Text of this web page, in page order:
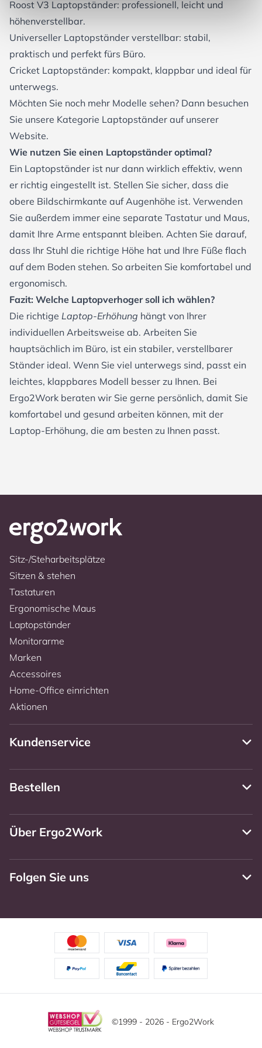
Roost V3 Laptopständer: professionell, leicht und
höhenverstellbar.
Universeller Laptopständer verstellbar: stabil,
praktisch und perfekt fürs Büro.
Cricket Laptopständer: kompakt, klappbar und ideal für
unterwegs.
Möchten Sie noch mehr Modelle sehen? Dann besuchen
Sie unsere Kategorie Laptopständer auf unserer
Website.
Wie nutzen Sie einen Laptopständer optimal?
Ein Laptopständer ist nur dann wirklich effektiv, wenn
er richtig eingestellt ist. Stellen Sie sicher, dass die
obere Bildschirmkante auf Augenhöhe ist. Verwenden
Sie außerdem immer eine separate Tastatur und Maus,
damit Ihre Arme entspannt bleiben. Achten Sie darauf,
dass Ihr Stuhl die richtige Höhe hat und Ihre Füße flach
auf dem Boden stehen. So arbeiten Sie komfortabel und
ergonomisch.
Fazit: Welche Laptopverhoger soll ich wählen?
Die richtige Laptop-Erhöhung hängt von Ihrer
individuellen Arbeitsweise ab. Arbeiten Sie
hauptsächlich im Büro, ist ein stabiler, verstellbarer
Ständer ideal. Wenn Sie viel unterwegs sind, passt ein
leichtes, klappbares Modell besser zu Ihnen. Bei
Ergo2Work beraten wir Sie gerne persönlich, damit Sie
komfortabel und gesund arbeiten können, mit der
Laptop-Erhöhung, die am besten zu Ihnen passt.
Sitz-/Steharbeitsplätze
Sitzen & stehen
Tastaturen
Ergonomische Maus
Laptopständer
Monitorarme
Marken
Accessoires
Home-Office einrichten
Aktionen
Kundenservice
Bestellen
Über Ergo2Work
Folgen Sie uns
©1999 - 2026 - Ergo2Work